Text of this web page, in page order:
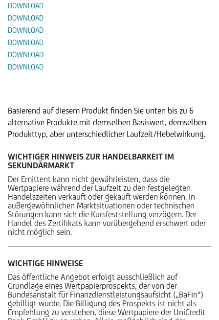
DOWNLOAD
DOWNLOAD
DOWNLOAD
DOWNLOAD
DOWNLOAD
DOWNLOAD
Basierend auf diesem Produkt finden Sie unten bis zu 6
alternative Produkte mit demselben Basiswert, demselben
Produkttyp, aber unterschiedlicher Laufzeit/Hebelwirkung.
WICHTIGER HINWEIS ZUR HANDELBARKEIT IM
SEKUNDÄRMARKT
Der Emittent kann nicht gewährleisten, dass die
Wertpapiere während der Laufzeit zu den festgelegten
Handelszeiten verkauft oder gekauft werden können. In
außergewöhnlichen Marktsituationen oder technischen
Störungen kann sich die Kursfeststellung verzögern. Der
Handel des Zertifikats kann vorübergehend erschwert oder
nicht möglich sein.
WICHTIGE HINWEISE
Das öffentliche Angebot erfolgt ausschließlich auf
Grundlage eines Wertpapierprospekts, der von der
Bundesanstalt für Finanzdienstleistungsaufsicht („BaFin“)
gebilligt wurde. Die Billigung des Prospekts ist nicht als
Empfehlung zu verstehen, diese Wertpapiere der UniCredit